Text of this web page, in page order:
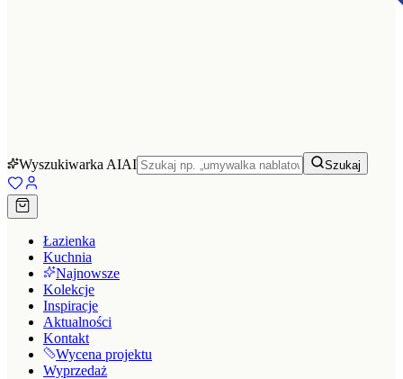
Wyszukiwarka AIAI Szukaj
Łazienka
Kuchnia
Najnowsze
Kolekcje
Inspiracje
Aktualności
Kontakt
Wycena projektu
Wyprzedaż